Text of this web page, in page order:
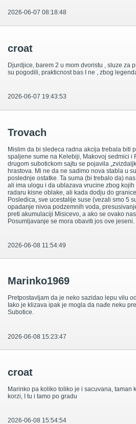
2026-06-07 08:18:48
croat
Djurdjice, barem 2 u mom dvoristu , sluze za
su pogodili, prakticnost bas I ne , zbog
2026-06-07 19:43:53
Trovach
Mislim da bi sledeca radna akcija trebala biti
spaljene sume na Kelebiji, Makovoj sedmici i
drugom subotickom sajtu se pojavila
hrastova. Mi ne da ne sadimo nova stabla u
poslednje ostatke. Ta suma (bi trebalo da)
ali ima ulogu i da ublazava vrucine zbog
radaru kisne oblake, ali kada dodju do
Posledica, sve ucestalije suse (vezali smo 5
opadanje nivoa podzemnih voda,
preti akumulaciji Misicevo, a ako se ovako
Posumljavanje se mora obaviti jos ove jeseni.
2026-06-08 11:54:49
Marinko1969
Pretpostavljam da je neko sazidao lepu vilu
Iako je klizava ipak je mogla da nađe neku
Subotice.
2026-06-08 15:23:47
croat
Marinko pa koliko toliko je i sacuvana, taman
korzi, I tu i tamo po gradu
2026-06-08 15:54:54